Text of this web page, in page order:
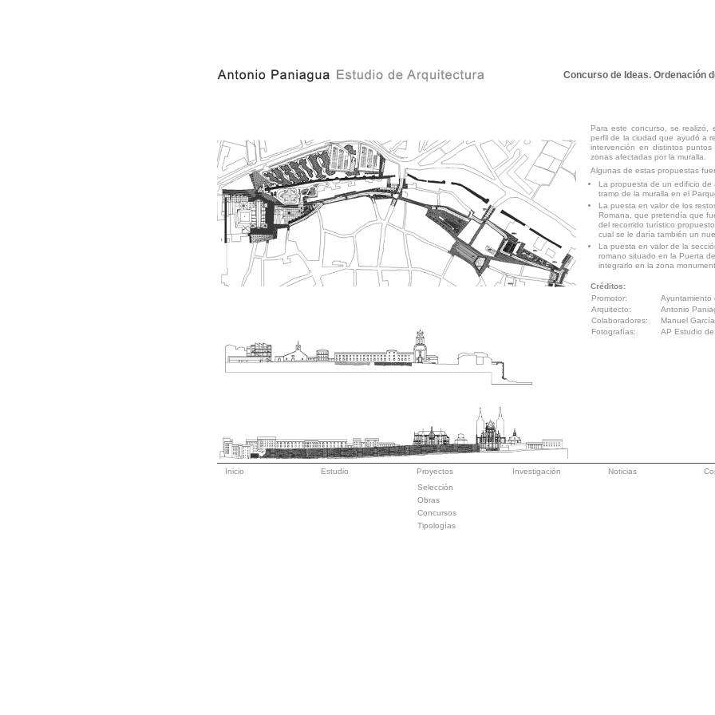
Concurso de Ideas. Ordenación
Para este concurso, se realizó,
perfil de la ciudad que ayudó a
intervención en distintos
zonas afectadas por la muralla.
Algunas de estas propuestas
La propuesta de un edificio de
tramo de la muralla en el
La puesta en valor de los
Romana, que pretendía que
del recorrido turístico
cual se le daría también un
La puesta en valor de la
romano situado en la Puerta
integrarlo en la zona
Créditos:
Promotor:
Ayuntamiento
Arquitecto:
Antonio
Colaboradores:
Manuel
Fotografías:
AP Estudio
Inicio Estudio
Proyectos
Selección
Obras
Concursos
Tipologías
Investigación Noticias